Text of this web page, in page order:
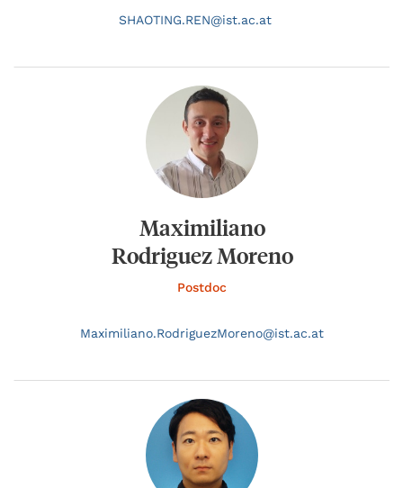
SHAOTING.REN@ist.ac.at
Maximiliano
Rodriguez Moreno
Postdoc
Maximiliano.RodriguezMoreno@ist.ac.at